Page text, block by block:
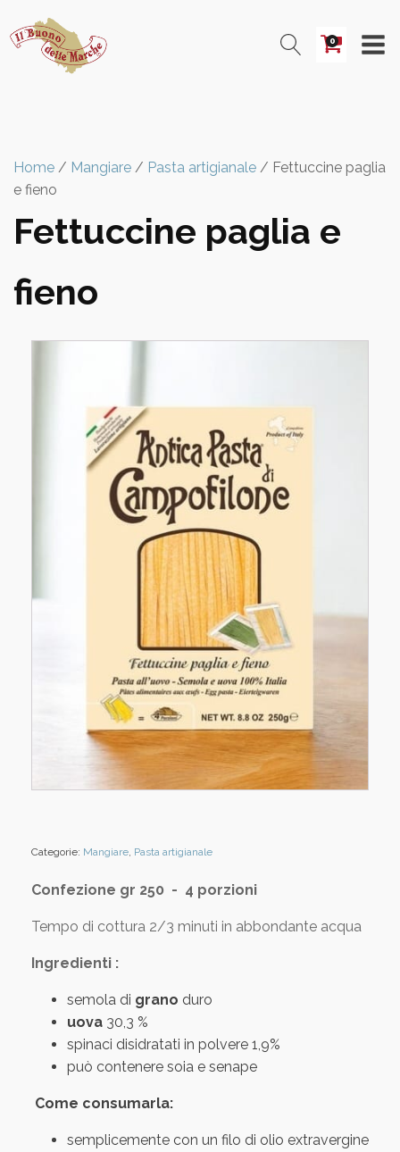
0
Home / Mangiare / Pasta artigianale / Fettuccine paglia
e fieno
Fettuccine paglia e
fieno
Categorie: Mangiare Pasta artigianale
Confezione gr 250 - 4 porzioni
Tempo di cottura 2/3 minuti in abbondante acqua
Ingredienti :
semola di grano duro
uova 30,3 %
spinaci disidratati in polvere 1,9%
può contenere soia e senape
Come consumarla:
semplicemente con un filo di olio extravergine